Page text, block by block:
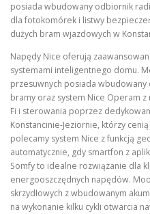
posiada wbudowany odbiornik
dla fotokomórek i listwy
dużych bram wjazdowych w
Napędy Nice oferują
systemami inteligentnego domu.
przesuwnych posiada
bramy oraz system Nice Operam
Fi i sterowania poprzez
Konstancinie-Jeziornie, którzy
polecamy system Nice z funkcją
automatycznie, gdy smartfon z
Somfy to idealne rozwiązanie dla
energooszczędnych napędów.
skrzydłowych z wbudowanym
na wykonanie kilku cykli otwarcia